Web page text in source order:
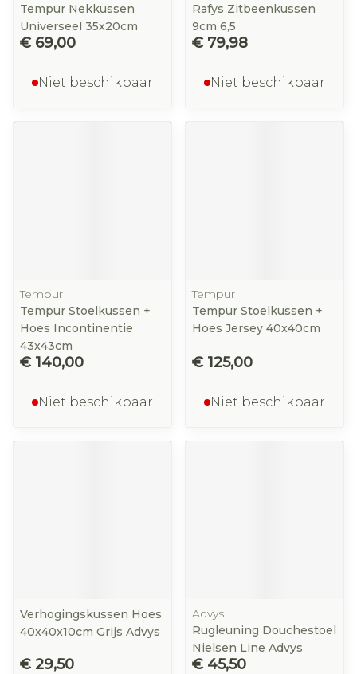
Tempur Nekkussen
Universeel 35x20cm
€ 69,00
Niet beschikbaar
Rafys Zitbeenkussen
9cm 6,5
€ 79,98
Niet beschikbaar
Tempur
Tempur Stoelkussen +
Hoes Incontinentie
43x43cm
€ 140,00
Niet beschikbaar
Tempur
Tempur Stoelkussen +
Hoes Jersey 40x40cm
€ 125,00
Niet beschikbaar
Verhogingskussen Hoes
40x40x10cm Grijs Advys
€ 29,50
Advys
Rugleuning Douchestoel
Nielsen Line Advys
€ 45,50